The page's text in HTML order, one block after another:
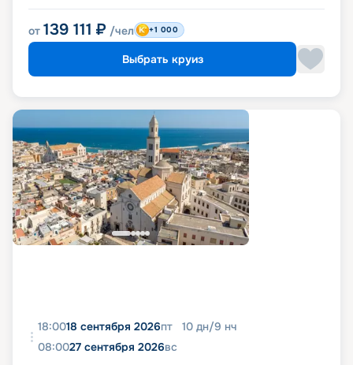
от 139 111 ₽ /чел +1 000
Выбрать круиз
18:0018 сентября 2026пт 10 дн/9 нч
08:0027 сентября 2026вс